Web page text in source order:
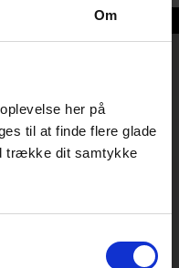
Om
her på
til at finde flere glade
trække dit samtykke